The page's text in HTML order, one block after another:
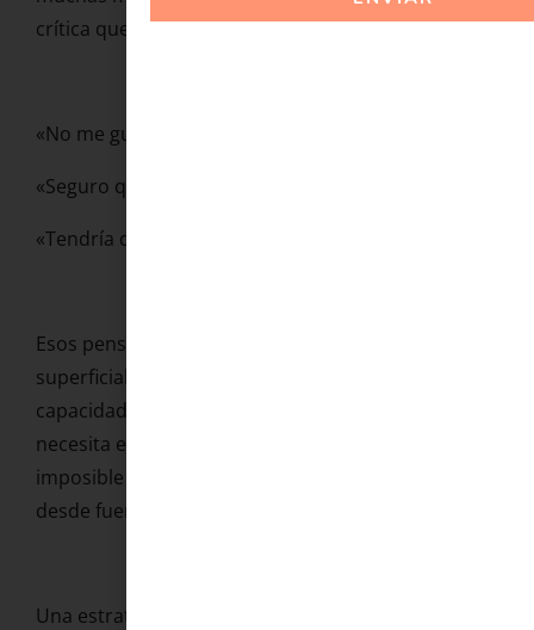
crítica que no para ni en los momentos íntimos.
«No me gusta cómo me veo.»
«Seguro que se fija en mis michelines.»
«Tendría que haberme depilado mejor.»
Esos pensamientos, aunque parezcan
superficiales, tienen un impacto enorme en la
capacidad de disfrutar el placer. La sexualidad
necesita estar presente. Y la presencia es
imposible cuando estás monitorizando tu cuerpo
desde fuera.
Una estrategia que trabajamos en consulta: